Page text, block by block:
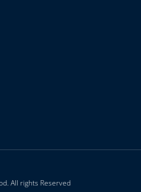
All rights Reserved